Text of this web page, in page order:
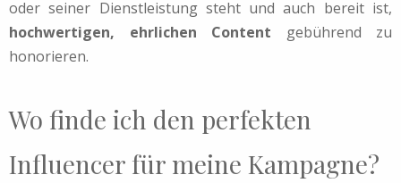
oder seiner Dienstleistung steht und auch bereit ist,
hochwertigen, ehrlichen Content gebührend zu
honorieren.
Wo finde ich den perfekten
Influencer für meine Kampagne?